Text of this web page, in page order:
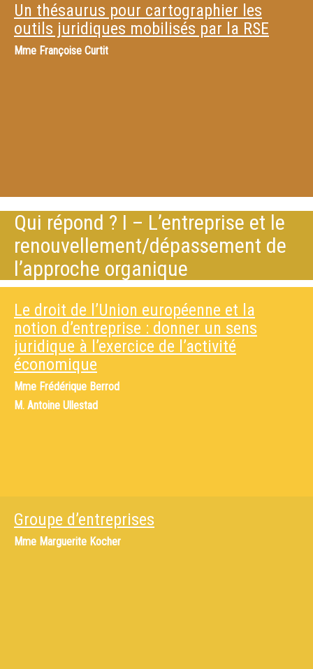
Un thésaurus pour cartographier les
outils juridiques mobilisés par la RSE
Mme Françoise Curtit
Qui répond ? I – L’entreprise et le
renouvellement/dépassement de
l’approche organique
Le droit de l’Union européenne et la
notion d’entreprise : donner un sens
juridique à l’exercice de l’activité
économique
Mme Frédérique Berrod
M. Antoine Ullestad
Groupe d’entreprises
Mme Marguerite Kocher